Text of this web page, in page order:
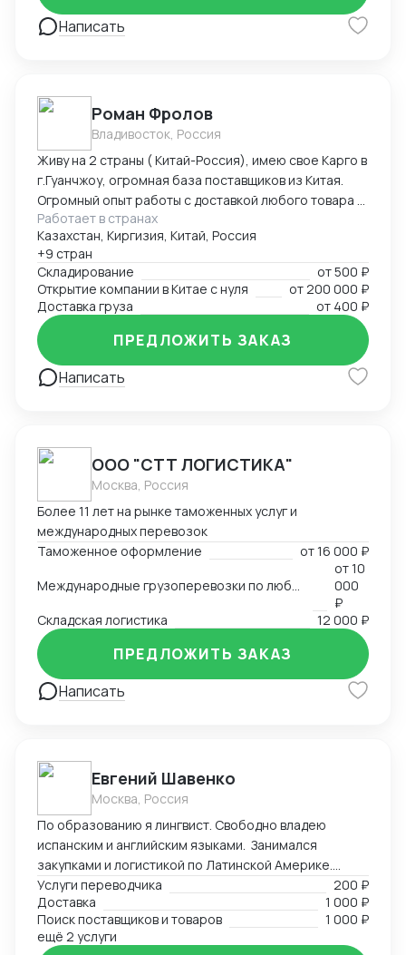
Написать
Роман Фролов
Владивосток, Россия
Живу на 2 страны ( Китай-Россия), имею свое Карго в
г.Гуанчжоу, огромная база поставщиков из Китая.
Огромный опыт работы с доставкой любого товара в
Страны Средней Азии. Поиск, выкуп, валюта, обмен,
инспекция.
Работает в странах
Казахстан, Киргизия, Китай, Россия
+9 стран
Складирование
от500 ₽
Открытие компании в Китае с нуля
от200 000 ₽
Доставка груза
от 400 ₽
Написать
ПРЕДЛОЖИТЬ ЗАКАЗ
ООО "СТТ ЛОГИСТИКА"
Москва, Россия
Более 11 лет на рынке таможенных услуг и
международных перевозок
Таможенное оформление
от16 000 ₽
Международные грузоперевозки по любым маршрутам и любыми видами транспорта
от10
000
₽
Складская логистика
12 000 ₽
Написать
ПРЕДЛОЖИТЬ ЗАКАЗ
Евгений Шавенко
Москва, Россия
По образованию я лингвист. Свободно владею
испанским и английским языками. Занимался
закупками и логистикой по Латинской Америке.
Координировал, вел переговоры по закупке,
согласовал цены DDP. Перевозил товары до складов
компании. В данный момент занимаюсь
организацией импорта в Российскую Федерацию из
Услуги переводчика
200 ₽
Доставка
1 000 ₽
Поиск поставщиков и товаров
1 000 ₽
ещё 2 услуги